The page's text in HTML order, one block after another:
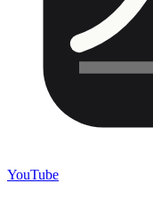
YouTube